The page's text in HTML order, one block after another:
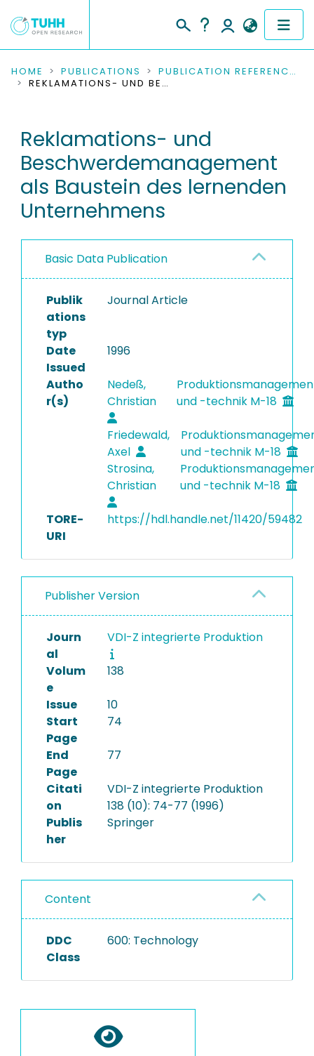
COMMUNITIES & COLLECTIONS
RESEARCH DATA
PEOPLE
INSTITUTIONS
PROJECTS
HOME PUBLICATIONS
PUBLICATION REFERENCES
REKLAMATIONS- UND BESCHWERDEMANAGEMENT ALS BAUSTEIN DES LERNENDEN UNTERNEHMENS
Reklamations- und
Beschwerdemanagement
als Baustein des lernenden
Unternehmens
Basic Data Publication
Publik
ations
typ
Journal Article
Date
Issued
1996
Autho
r(s)
Nedeß,
Christian
und -technik M-18
Friedewald,
Axel
und -technik M-18
Strosina,
Christian
und -technik M-18
TORE-
URI
https://hdl.handle.net/11420/59482
Publisher Version
Journ
al
VDI-Z integrierte Produktion
Volum
e
138
Issue
10
Start
Page
74
End
Page
77
Citati
on
VDI-Z integrierte Produktion
138 (10): 74-77 (1996)
Publis
her
Springer
Content
DDC
Class
600: Technology